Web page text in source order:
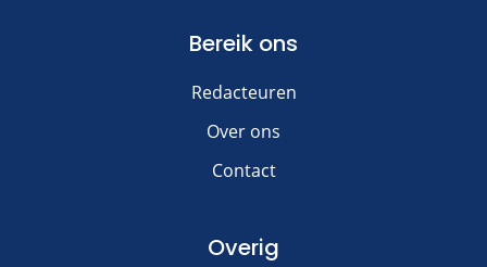
Bereik ons
Redacteuren
Over ons
Contact
Overig